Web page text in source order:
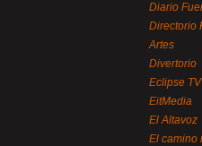
Diario
Directorio
Artes
Divertorio
Eclipse TV
EitMedia
El Altavoz
El camino